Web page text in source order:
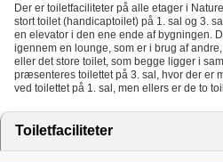
Der er toiletfaciliteter på alle etager i
stort toilet (handicaptoilet) på 1. sal og 3.
en elevator i den ene ende af bygningen.
igennem en lounge, som er i brug af
eller det store toilet, som begge ligger i
præsenteres toilettet på 3. sal, hvor der er
ved toilettet på 1. sal, men ellers er de to
Toiletfaciliteter